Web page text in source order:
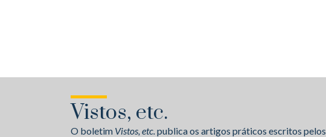
Vistos, etc.
O boletim Vistos, etc.publica os artigos práticos escritos pelos